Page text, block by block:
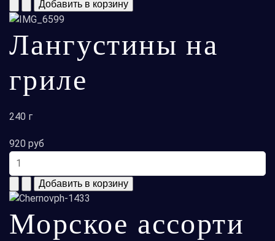
Лангустины на
гриле
240 г
920 руб
Морское ассорти